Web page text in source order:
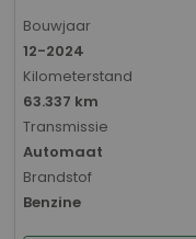
Bouwjaar
12-2024
Kilometerstand
63.337 km
Transmissie
Automaat
Brandstof
Benzine